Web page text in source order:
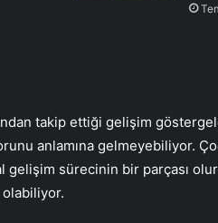
takip ettiği gelişim
anlamına gelmeyebiliyor.
gelişim sürecinin bir parçası